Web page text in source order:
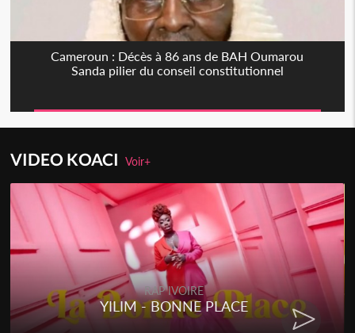
Cameroun : Décès à 86 ans de BAH Oumarou
Sanda pilier du conseil constitutionnel
VIDEO KOACIVoir+
RAP IVOIRE
YILIM - BONNE PLACE